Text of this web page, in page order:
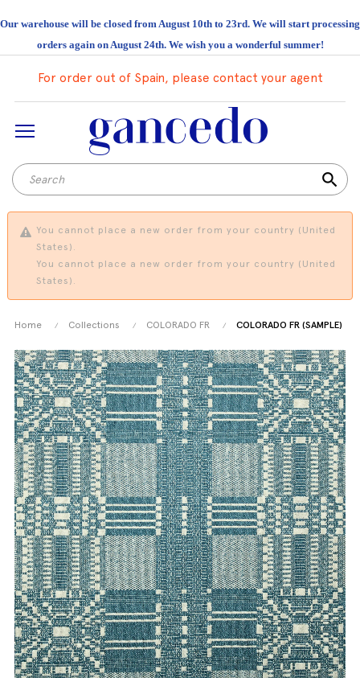
Our warehouse will be closed from August 10th to 23rd. We will start processing
orders again on August 24th. We wish you a wonderful summer!
For order out of Spain, please contact your agent
search
You cannot place a new order from your country (United
States).
You cannot place a new order from your country (United
States).
Home Collections COLORADO FR COLORADO FR (SAMPLE)